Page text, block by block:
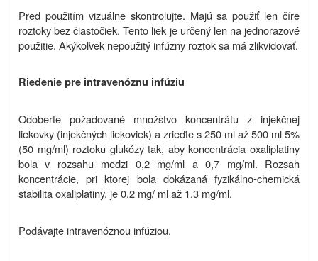
Pred použitím vizuálne skontrolujte. Majú sa použiť len číre
roztoky bez čiastočiek. Tento liek je určený len na jednorazové
použitie. Akýkoľvek nepoužitý infúzny roztok sa má zlikvidovať.
Riedenie pre intravenóznu infúziu
Odoberte požadované množstvo koncentrátu z injekčnej
liekovky (injekčných liekoviek) a zrieďte s 250 ml až 500 ml 5%
(50 mg/ml) roztoku glukózy tak, aby koncentrácia oxaliplatiny
bola v rozsahu medzi 0,2 mg/ml a 0,7 mg/ml. Rozsah
koncentrácie, pri ktorej bola dokázaná fyzikálno-chemická
stabilita oxaliplatiny, je 0,2 mg/ ml až 1,3 mg/ml.
Podávajte intravenóznou infúziou.